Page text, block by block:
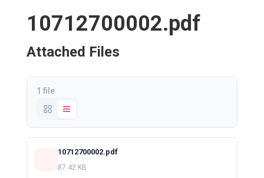
10712700002.pdf
Attached Files
1 file
10712700002.pdf
87.42 KB